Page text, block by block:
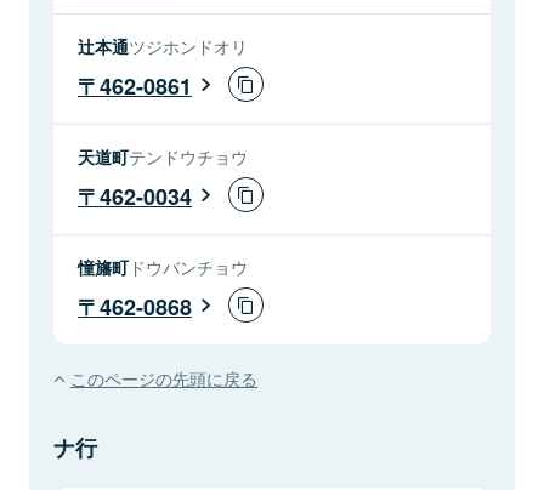
辻本通ツジホンドオリ
462-0861
天道町テンドウチョウ
462-0034
憧旛町ドウバンチョウ
462-0868
このページの先頭に戻る
ナ行